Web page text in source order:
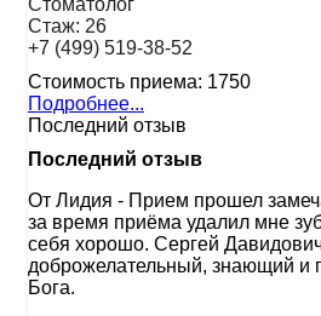
Стаж: 26
+7 (499) 519-38-52
Стоимость приема: 1750
Подробнее...
Последний отзыв
Последний отзыв
От Лидия - Прием прошел
за время приёма удалил мне
себя хорошо. Сергей
доброжелательный, знающий и
Бога.